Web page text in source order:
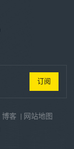
博客 | 网站地图